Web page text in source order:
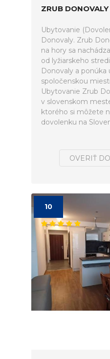
ZRUB DONOVALY
Ubytovanie
Donovaly. Zrub
na hory sa
od lyžiarskeho
Donovaly a ponúka
spoločenskou
Ubytovanie Zrub
v slovenskom
ktorého si môžete
dovolenku na
OVERIŤ
10